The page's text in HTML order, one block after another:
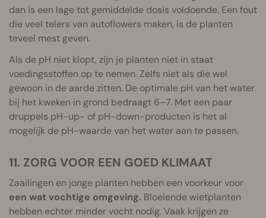
dan is een lage tot gemiddelde dosis voldoende. Een fout
die veel telers van autoflowers maken, is de planten
teveel mest geven.
Als de pH niet klopt, zijn je planten niet in staat
voedingsstoffen op te nemen. Zelfs niet als die wel
gewoon in de aarde zitten. De optimale pH van het water
bij het kweken in grond bedraagt 6–7. Met een paar
druppels pH-up- of pH-down-producten is het al
mogelijk de pH-waarde van het water aan te passen.
11. ZORG VOOR EEN GOED KLIMAAT
Zaailingen en jonge planten hebben een voorkeur voor
een wat vochtige omgeving. Bloeiende wietplanten
hebben echter minder vocht nodig. Vaak krijgen ze